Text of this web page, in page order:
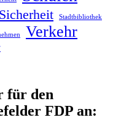
Sicherheit Stadtbibliothek
Verkehr
für den
FDP an: